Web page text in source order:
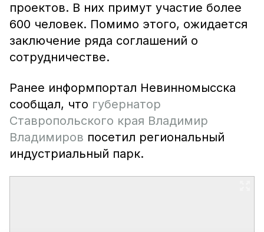
проектов. В них примут участие более
600 человек. Помимо этого, ожидается
заключение ряда соглашений о
сотрудничестве.
Ранее информпортал Невинномысска
сообщал, что губернатор
Ставропольского края Владимир
Владимиров посетил региональный
индустриальный парк.